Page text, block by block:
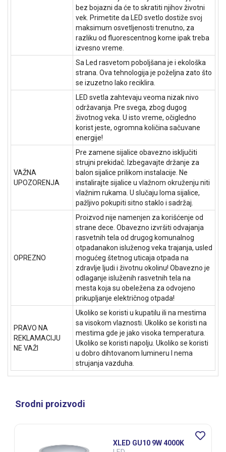
bez bojazni da će to skratiti njihov životni
vek. Primetite da LED svetlo dostiže svoj
maksimum osvetljenosti trenutno, za
razliku od fluorescentnog kome ipak treba
izvesno vreme.
Sa Led rasvetom poboljšana je i ekološka
strana. Ova tehnologija je poželjna zato što
se izuzetno lako reciklira.
LED svetla zahtevaju veoma nizak nivo
održavanja. Pre svega, zbog dugog
životnog veka. U isto vreme, očigledno
korist jeste, ogromna količina sačuvane
energije!
VAŽNA
UPOZORENJA
Pre zamene sijalice obavezno isključiti
strujni prekidač. Izbegavajte držanje za
balon sijalice prilikom instalacije. Ne
instalirajte sijalice u vlažnom okruženju niti
vlažnim rukama. U slučaju loma sijalice,
pažljivo pokupiti sitno staklo i sadržaj.
OPREZNO
Proizvod nije namenjen za korišćenje od
strane dece. Obavezno izvršiti odvajanja
rasvetnih tela od drugog komunalnog
otpadanakon isluženog veka trajanja, usled
mogućeg štetnog uticaja otpada na
zdravlje ljudi i životnu okolinu! Obavezno je
odlaganje isluženih rasvetnih tela na
mesta koja su obeležena za odvojeno
prikupljanje električnog otpada!
PRAVO NA
REKLAMACIJU
NE VAŽI
Ukoliko se koristi u kupatilu ili na mestima
sa visokom vlaznosti. Ukoliko se koristi na
mestima gde je jako visoka temperatura.
Ukoliko se koristi napolju. Ukoliko se koristi
u dobro dihtovanom lumineru I nema
strujanja vazduha.
Srodni proizvodi
XLED GU10